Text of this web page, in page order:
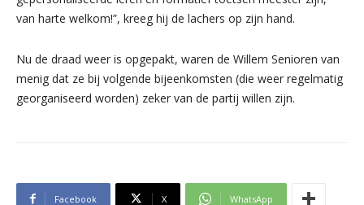
van harte welkom!”, kreeg hij de lachers op zijn hand.
Nu de draad weer is opgepakt, waren de Willem Senioren van
menig dat ze bij volgende bijeenkomsten (die weer regelmatig
georganiseerd worden) zeker van de partij willen zijn.
Facebook X WhatsApp